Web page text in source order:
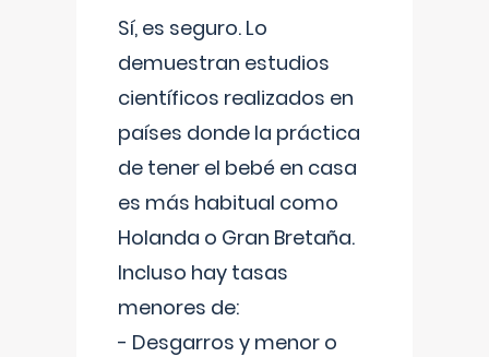
Sí, es seguro. Lo
demuestran estudios
científicos realizados en
países donde la práctica
de tener el bebé en casa
es más habitual como
Holanda o Gran Bretaña.
Incluso hay tasas
menores de:
- Desgarros y menor o